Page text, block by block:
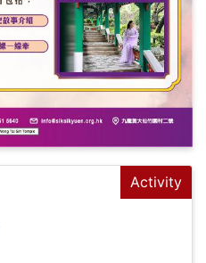
Activity